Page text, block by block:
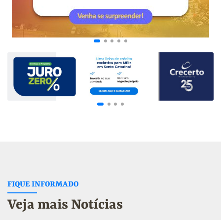
FIQUE INFORMADO
Veja mais Notícias